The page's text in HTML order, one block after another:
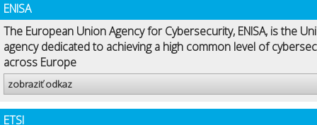
ENISA
The European Union Agency for Cybersecurity, ENISA, is the
agency dedicated to achieving a high common level of
across Europe
zobraziť odkaz
ETSI